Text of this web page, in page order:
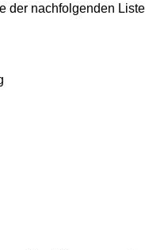
der nachfolgenden